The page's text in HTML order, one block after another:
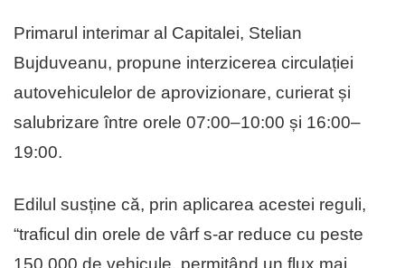
Primarul interimar al Capitalei, Stelian
Bujduveanu, propune interzicerea circulației
autovehiculelor de aprovizionare, curierat și
salubrizare între orele 07:00–10:00 și 16:00–
19:00.
Edilul susține că, prin aplicarea acestei reguli,
“traficul din orele de vârf s-ar reduce cu peste
150.000 de vehicule, permițând un flux mai